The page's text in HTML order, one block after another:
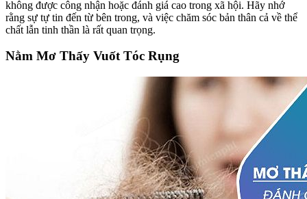
không được công nhận hoặc đánh giá cao trong xã hội. Hãy nhớ
rằng sự tự tin đến từ bên trong, và việc chăm sóc bản thân cả về thể
chất lẫn tinh thần là rất quan trọng.
Nằm Mơ Thấy Vuốt Tóc Rụng